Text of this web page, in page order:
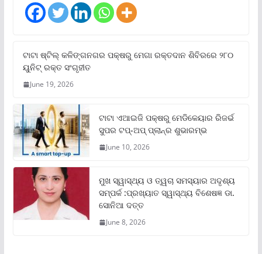
ଟାଟା ଷ୍ଟିଲ୍‌ କଳିଙ୍ଗନଗର ପକ୍ଷରୁ ମେଗା ରକ୍ତଦାନ ଶିବିରରେ ୨୮୦
ୟୁନିଟ୍‌ ରକ୍ତ ସଂଗୃହୀତ
June 19, 2026
ଟାଟା ଏଆଇଜି ପକ୍ଷରୁ ମେଡିକେୟାର ରିଜର୍ଭ
ସୁପର ଟପ୍‌-ଅପ୍ ପ୍ଲାନ୍‌ର ଶୁଭାରମ୍ଭ
June 10, 2026
ମୁଖ ସ୍ୱାସ୍ଥ୍ୟ ଓ ତ୍ୱଚା ସମସ୍ୟାର ଅଦୃଶ୍ୟ
ସମ୍ପର୍କ :ପ୍ରଖ୍ୟାତ ସ୍ୱାସ୍ଥ୍ୟ ବିଶେଷଜ୍ଞ ଡା.
ସୋନିଆ ଦତ୍ତ
June 8, 2026